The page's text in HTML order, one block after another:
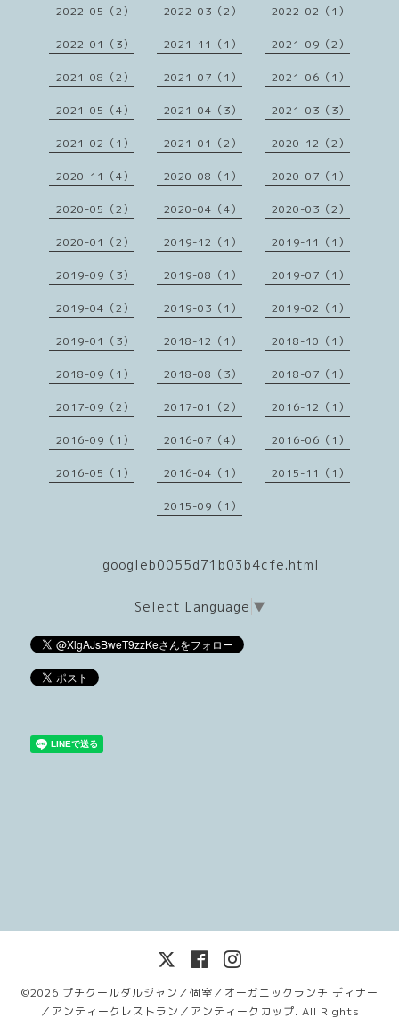
2022-05（2） 2022-03（2） 2022-02（1）
2022-01（3） 2021-11（1） 2021-09（2）
2021-08（2） 2021-07（1） 2021-06（1）
2021-05（4） 2021-04（3） 2021-03（3）
2021-02（1） 2021-01（2） 2020-12（2）
2020-11（4） 2020-08（1） 2020-07（1）
2020-05（2） 2020-04（4） 2020-03（2）
2020-01（2） 2019-12（1） 2019-11（1）
2019-09（3） 2019-08（1） 2019-07（1）
2019-04（2） 2019-03（1） 2019-02（1）
2019-01（3） 2018-12（1） 2018-10（1）
2018-09（1） 2018-08（3） 2018-07（1）
2017-09（2） 2017-01（2） 2016-12（1）
2016-09（1） 2016-07（4） 2016-06（1）
2016-05（1） 2016-04（1） 2015-11（1）
2015-09（1）
googleb0055d71b03b4cfe.html
Select Language ▼
©2026 プチクールダルジャン／個室／オーガニックランチ ディナー
／アンティークレストラン／アンティークカップ. All Rights